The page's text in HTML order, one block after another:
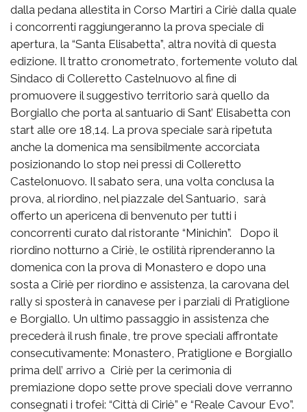
dalla pedana allestita in Corso Martiri a Ciriè dalla quale
i concorrenti raggiungeranno la prova speciale di
apertura, la “Santa Elisabetta”, altra novità di questa
edizione. Il tratto cronometrato, fortemente voluto dal
Sindaco di Colleretto Castelnuovo al fine di
promuovere il suggestivo territorio sarà quello da
Borgiallo che porta al santuario di Sant’ Elisabetta con
start alle ore 18,14. La prova speciale sarà ripetuta
anche la domenica ma sensibilmente accorciata
posizionando lo stop nei pressi di Colleretto
Castelonuovo. Il sabato sera, una volta conclusa la
prova, al riordino, nel piazzale del Santuario, sarà
offerto un apericena di benvenuto per tutti i
concorrenti curato dal ristorante “Minichin”. Dopo il
riordino notturno a Ciriè, le ostilità riprenderanno la
domenica con la prova di Monastero e dopo una
sosta a Ciriè per riordino e assistenza, la carovana del
rally si sposterà in canavese per i parziali di Pratiglione
e Borgiallo. Un ultimo passaggio in assistenza che
precederà il rush finale, tre prove speciali affrontate
consecutivamente: Monastero, Pratiglione e Borgiallo
prima dell’ arrivo a Ciriè per la cerimonia di
premiazione dopo sette prove speciali dove verranno
consegnati i trofei: “Città di Ciriè” e “Reale Cavour Evo”.